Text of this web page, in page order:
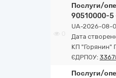
Послуги/
90510000-5 -
UA-2026-08-
Дата
КП "Горянин"
ЄДРПОУ:
Послуги/